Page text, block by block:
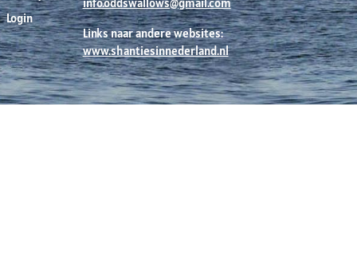
Login
Links naar andere websites:
www.shantiesinnederland.nl